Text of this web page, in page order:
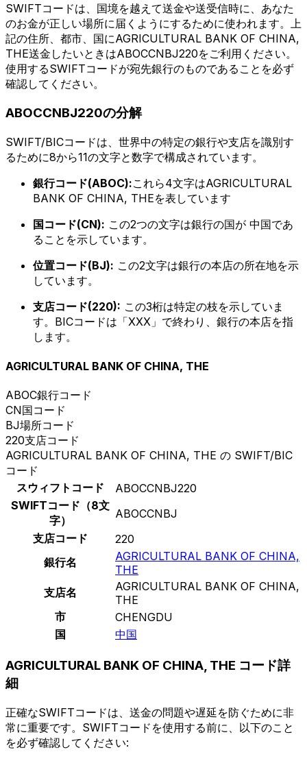
SWIFTコードは、国境を越えて送金や送受信時に、あなた
のお金が正しい場所に届くようにするために使われます。上
記の住所、都市、国にAGRICULTURAL BANK OF CHINA,
THE送金したいときはABOCCNBJ220をご利用ください。
使用するSWIFTコードが宛先銀行のものであることを必ず
確認してください。
ABOCCNBJ220の分解
SWIFT/BICコードは、世界中の特定の銀行や支店を識別す
るために8から11の文字と数字で構成されています。
銀行コード(ABOC):これら4文字はAGRICULTURAL
BANK OF CHINA, THEを表しています
国コード(CN): この2つの文字は銀行の国が 中国であ
ることを示しています。
位置コード(BJ): この2文字は銀行の本店の所在地を示
しています。
支店コード(220): この3桁は特定の枝を示していま
す。BICコードは「XXX」で終わり、銀行の本店を指
します。
AGRICULTURAL BANK OF CHINA, THE
ABOC銀行コード
CN国コード
BJ場所コード
220支店コード
AGRICULTURAL BANK OF CHINA, THE の SWIFT/BIC
コード
スウィフトコード
ABOCCNBJ220
SWIFTコード（8文
字）
ABOCCNBJ
支店コード
220
銀行名
AGRICULTURAL BANK OF CHINA,
THE
支店名
AGRICULTURAL BANK OF CHINA,
THE
市
CHENGDU
国
中国
AGRICULTURAL BANK OF CHINA, THE コード詳
細
正確なSWIFTコードは、送金の問題や遅延を防ぐために非
常に重要です。SWIFTコードを使用する前に、以下のこと
を必ず確認してください: